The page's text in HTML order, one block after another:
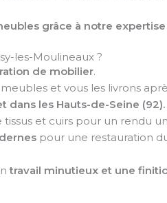
grâce à notre
les-Moulineaux ?
de mobilier.
et vous les livrons
dans les Hauts-de-Seine (92).
tissus et cuirs pour un rendu
pour une restauration
travail minutieux et une